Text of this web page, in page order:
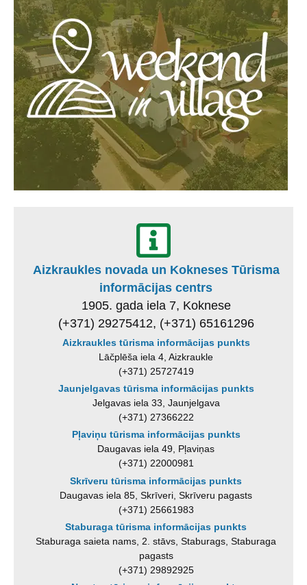
Aizkraukles novada un Kokneses Tūrisma
informācijas centrs
1905. gada iela 7, Koknese
(+371) 29275412, (+371) 65161296
Aizkraukles tūrisma informācijas punkts
Lāčplēša iela 4, Aizkraukle
(+371) 25727419
Jaunjelgavas tūrisma informācijas punkts
Jelgavas iela 33, Jaunjelgava
(+371) 27366222
Pļaviņu tūrisma informācijas punkts
Daugavas iela 49, Pļaviņas
(+371) 22000981
Skrīveru tūrisma informācijas punkts
Daugavas iela 85, Skrīveri, Skrīveru pagasts
(+371) 25661983
Staburaga tūrisma informācijas punkts
Staburaga saieta nams, 2. stāvs, Staburags, Staburaga
pagasts
(+371) 29892925